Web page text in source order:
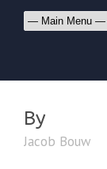
By
Jacob Bouw